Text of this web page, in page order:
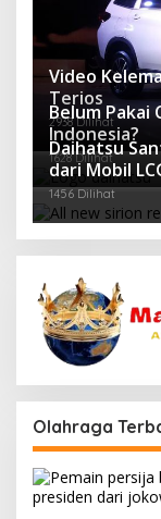
Video
Terios
2938 Dilihat
Belum Pakai
Indonesia?
1628 Dilihat
Daihatsu
dari Mobil
1456 Dilihat
Olahraga